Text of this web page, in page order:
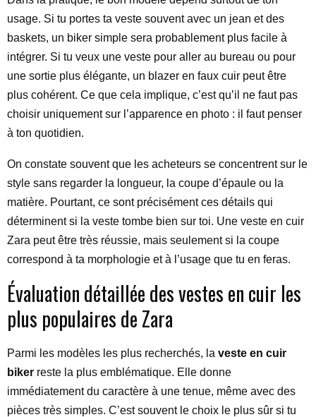
usage. Si tu portes ta veste souvent avec un jean et des
baskets, un biker simple sera probablement plus facile à
intégrer. Si tu veux une veste pour aller au bureau ou pour
une sortie plus élégante, un blazer en faux cuir peut être
plus cohérent. Ce que cela implique, c’est qu’il ne faut pas
choisir uniquement sur l’apparence en photo : il faut penser
à ton quotidien.
On constate souvent que les acheteurs se concentrent sur le
style sans regarder la longueur, la coupe d’épaule ou la
matière. Pourtant, ce sont précisément ces détails qui
déterminent si la veste tombe bien sur toi. Une veste en cuir
Zara peut être très réussie, mais seulement si la coupe
correspond à ta morphologie et à l’usage que tu en feras.
Évaluation détaillée des vestes en cuir les
plus populaires de Zara
Parmi les modèles les plus recherchés, la veste en cuir
biker reste la plus emblématique. Elle donne
immédiatement du caractère à une tenue, même avec des
pièces très simples. C’est souvent le choix le plus sûr si tu